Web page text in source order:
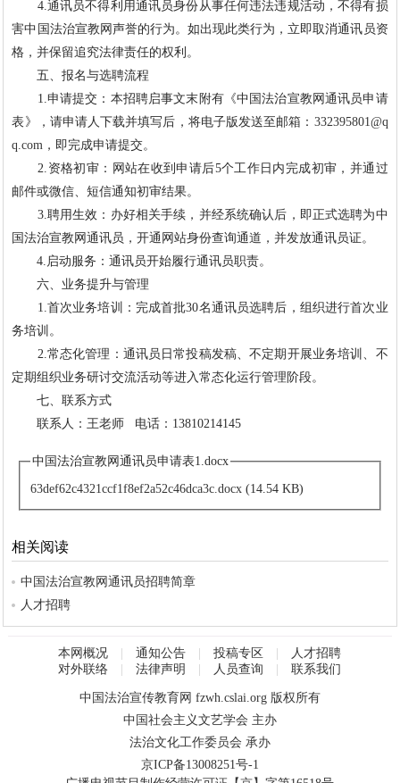
4.通讯员不得利用通讯员身份从事任何违法违规活动，不得有损
害中国法治宣教网声誉的行为。如出现此类行为，立即取消通讯员资
格，并保留追究法律责任的权利。
五、报名与选聘流程
1.申请提交：本招聘启事文末附有《中国法治宣教网通讯员申请
表》，请申请人下载并填写后，将电子版发送至邮箱： 332395801@q
q.com ，即完成申请提交。
2.资格初审：网站在收到申请后5个工作日内完成初审，并通过
邮件或微信、短信通知初审结果。
3.聘用生效：办好相关手续，并经系统确认后，即正式选聘为中
国法治宣教网通讯员，开通网站身份查询通道，并发放通讯员证。
4.启动服务：通讯员开始履行通讯员职责。
六、业务提升与管理
1.首次业务培训：完成首批30名通讯员选聘后，组织进行首次业
务培训。
2.常态化管理：通讯员日常投稿发稿、不定期开展业务培训、不
定期组织业务研讨交流活动等进入常态化运行管理阶段。
七、联系方式
联系人：王老师 电话：13810214145
中国法治宣教网通讯员申请表1.docx
63def62c4321ccf1f8ef2a52c46dca3c.docx(14.54 KB)
相关阅读
中国法治宣教网通讯员招聘简章
人才招聘
本网概况 | 通知公告 | 投稿专区 |
人才招聘
对外联络
| 法律声明 | 人员查询 | 联系我们
中国法治宣传教育网 fzwh.cslai.org版权所有
中国社会主义文艺学会 主办
法治文化工作委员会 承办
京ICP备13008251号-1